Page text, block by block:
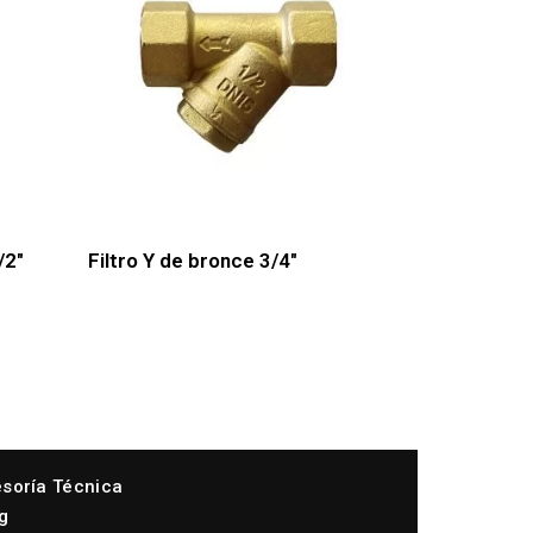
Filtro Y de bronce 3/4″
Técnica